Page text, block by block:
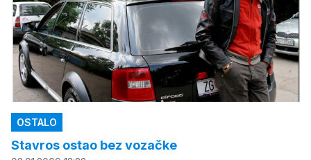
OSTALO
Stavros ostao bez vozačke